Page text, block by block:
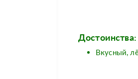
Достоинства:
Вкусный,